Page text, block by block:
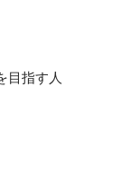
目指す人